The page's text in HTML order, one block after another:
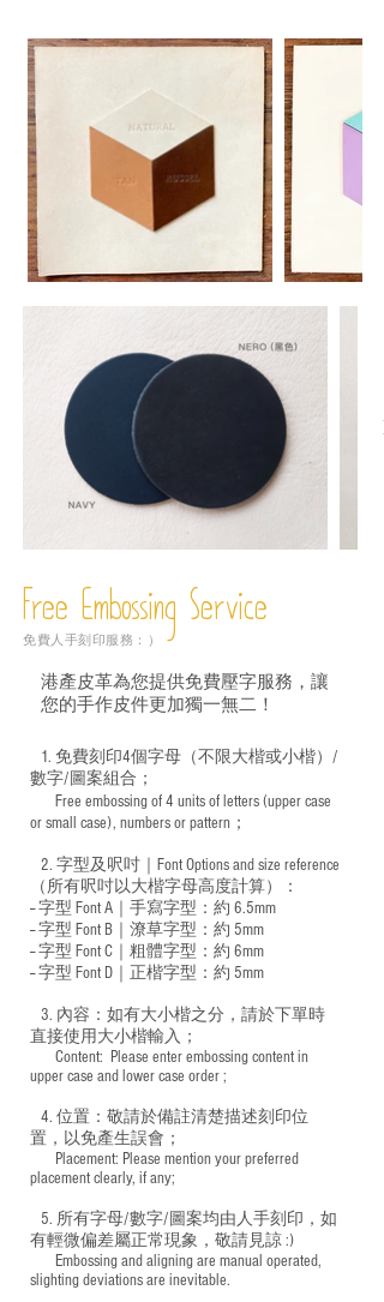
Free Embossing Service
免費人手刻印服務：）
港產皮革為您提供免費壓字服務，讓
您的手作皮件更加獨一無二！
1. 免費刻印4個字母（不限大楷或小楷）/
數字/圖案組合；
Free embossing of 4 units of letters (upper case
or small case), numbers or pattern；
2. 字型及呎吋｜ Font Options and size reference
（所有呎吋以大楷字母高度計算）：
-- 字型 Font A｜手寫字型：約 6.5mm
-- 字型 Font B｜潦草字型： 約 5mm
-- 字型 Font C｜粗體字型：約 6mm
-- 字型 Font D｜正楷字型： 約 5mm
3. 內容：如有大小楷之分，請於下單時
直接使用大小楷輸入；
​ Content: Please enter embossing content in
upper case and lower case order ;
4. 位置：敬請於備註清楚描述刻印位
置，以免產生誤會；
​ Placement: Please mention your preferred
placement clearly, if any;
5. 所有字母/數字/圖案均由人手刻印，如
有輕微偏差屬正常現象，敬請見諒 :)
​ Embossing and aligning are manual operated,
slighting deviations are inevitable.